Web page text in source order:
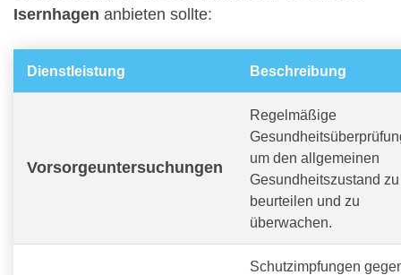
Isernhagen anbieten sollte:
Dienstleistung Beschreibung
Vorsorgeuntersuchungen
Regelmäßige
um den allgemeinen
Gesundheitszustand zu
beurteilen und zu
überwachen.
Schutzimpfungen